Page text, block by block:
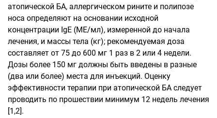
атопической БА, аллергическом рините и полипозе
носа определяют на основании исходной
концентрации IgE (МЕ/мл), измеренной до начала
лечения, и массы тела (кг); рекомендуемая доза
составляет от 75 до 600 мг 1 раз в 2 или 4 недели.
Дозы более 150 мг должны быть введены в разные
(два или более) места для инъекций. Оценку
эффективности терапии при атопической БА следует
проводить по прошествии минимум 12 недель лечения
[1,2].